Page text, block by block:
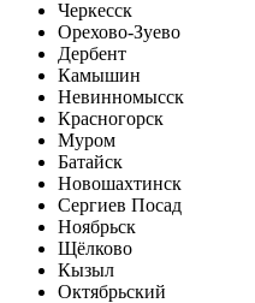
Черкесск
Орехово-Зуево
Дербент
Камышин
Невинномысск
Красногорск
Муром
Батайск
Новошахтинск
Сергиев Посад
Ноябрьск
Щёлково
Кызыл
Октябрьский